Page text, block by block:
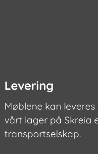
Levering
Møblene kan
vårt lager på Skreia
transportselskap.